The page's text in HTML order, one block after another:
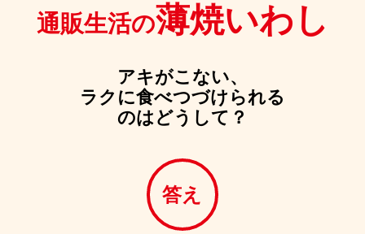
通販生活の薄焼いわし
アキがこない、
ラクに食べつづけられる
のはどうして？
答え